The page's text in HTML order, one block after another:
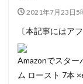
2021年7月23日5
〔本記事にはア
Amazonでスター
ム ロースト 7本